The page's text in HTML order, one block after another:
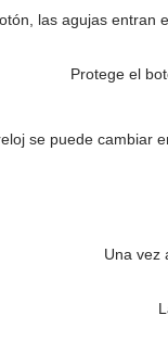
las agujas entran
Protege el
se puede cambiar
Una vez